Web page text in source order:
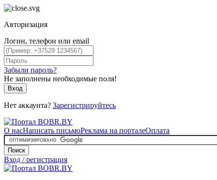
Авторизация
Логин, телефон или email
Забыли пароль?
Не заполнены необходимые поля!
Вход
Нет аккаунта? Зарегистрируйтесь
О насНаписать письмоРеклама на порталеОплата
Поиск
Вход / регистрация